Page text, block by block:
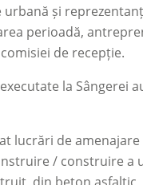
și
perioadă,
de recepție.
la
lucrări de
/ construire
din beton